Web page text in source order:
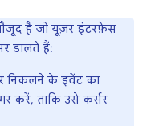
हैं जो यूज़र इंटरफ़ेस
डालते हैं:
निकलने के इवेंट का
करें, ताकि उसे कर्सर